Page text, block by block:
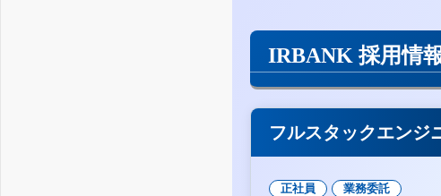
IRBANK 採用情
フルスタックエンジ
正社員 業務委託